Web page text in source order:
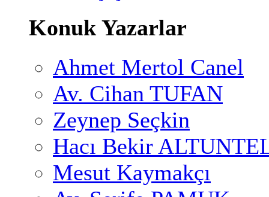
Konuk Yazarlar
Ahmet Mertol Canel
Av. Cihan TUFAN
Zeynep Seçkin
Hacı Bekir
Mesut Kaymakçı